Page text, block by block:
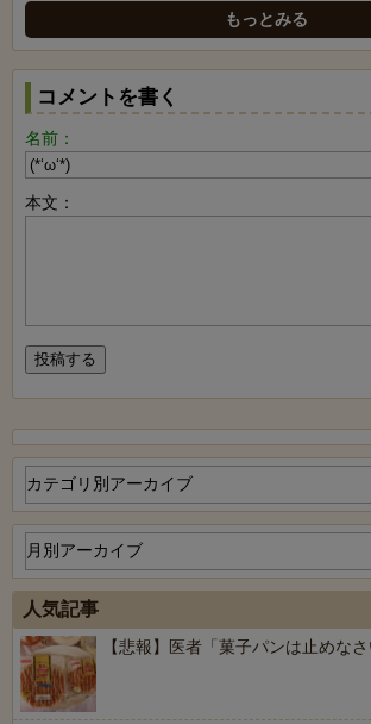
もっとみる
コメントを書く
名前：
本文：
人気記事
【悲報】医者「菓子パンは止めなさ